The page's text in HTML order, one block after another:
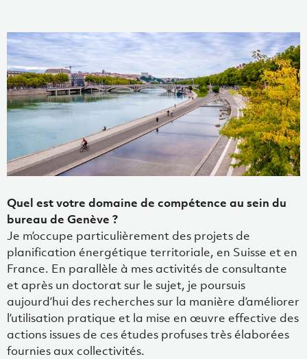
Quel est votre domaine de compétence au sein du
bureau de Genève ?
Je m’occupe particulièrement des projets de
planification énergétique territoriale, en Suisse et en
France. En parallèle à mes activités de consultante
et après un doctorat sur le sujet, je poursuis
aujourd’hui des recherches sur la manière d’améliorer
l’utilisation pratique et la mise en œuvre effective des
actions issues de ces études profuses très élaborées
fournies aux collectivités.